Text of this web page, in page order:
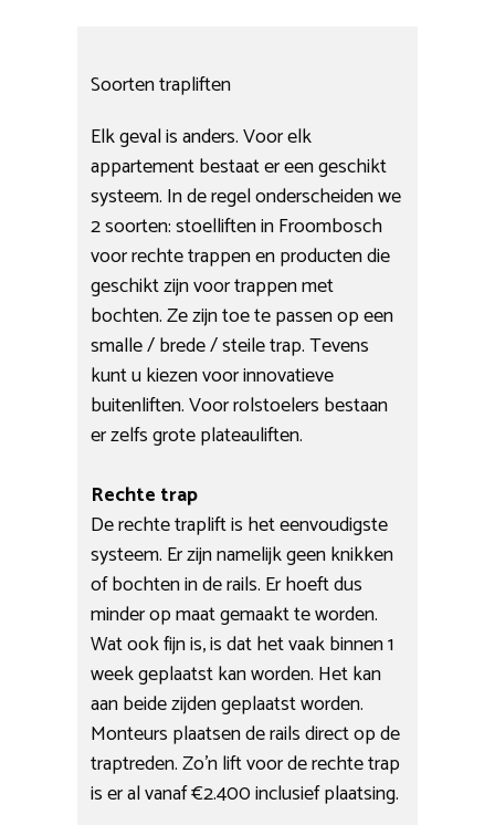
Soorten trapliften
Elk geval is anders. Voor elk
appartement bestaat er een geschikt
systeem. In de regel onderscheiden we
2 soorten: stoelliften in Froombosch
voor rechte trappen en producten die
geschikt zijn voor trappen met
bochten. Ze zijn toe te passen op een
smalle / brede / steile trap. Tevens
kunt u kiezen voor innovatieve
buitenliften. Voor rolstoelers bestaan
er zelfs grote plateauliften.
Rechte trap
De rechte traplift is het eenvoudigste
systeem. Er zijn namelijk geen knikken
of bochten in de rails. Er hoeft dus
minder op maat gemaakt te worden.
Wat ook fijn is, is dat het vaak binnen 1
week geplaatst kan worden. Het kan
aan beide zijden geplaatst worden.
Monteurs plaatsen de rails direct op de
traptreden. Zo’n lift voor de rechte trap
is er al vanaf €2.400 inclusief plaatsing.